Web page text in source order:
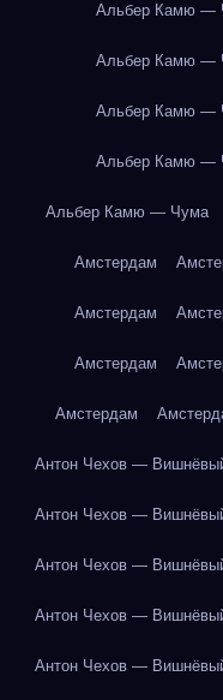
Альбер Камю —
Альбер Камю —
Альбер Камю —
Альбер Камю —
Альбер Камю — Чума
Амстердам
Амстердам
Амстердам
Амстердам
Антон Чехов —
Антон Чехов —
Антон Чехов —
Антон Чехов —
Антон Чехов —